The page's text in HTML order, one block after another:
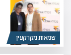
שמאות מקרקעין